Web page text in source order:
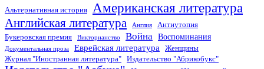
Альтернативная история Американская литература
Английская литература Англия
Антиутопия
Букеровская премия
Викторианство Война Воспоминания
Документальная проза Еврейская литература
Женщины
Журнал "Иностранная литература"
Издательство "Абрикобукс"